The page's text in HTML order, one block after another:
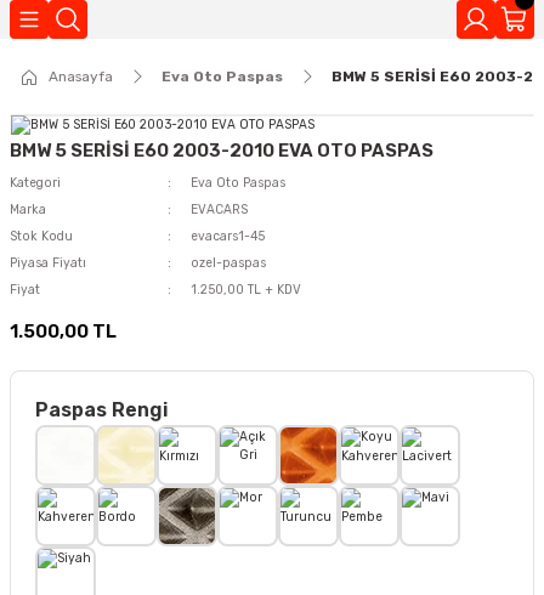
Anasayfa Eva Oto Paspas BMW 5 SERİSİ E60 2003-
BMW 5 SERİSİ E60 2003-2010 EVA OTO PASPAS
Kategori
Eva Oto Paspas
Marka
EVACARS
Stok Kodu
evacars1-45
Piyasa Fiyatı
ozel-paspas
Fiyat
1.250,00 TL + KDV
1.500,00 TL
Paspas Rengi